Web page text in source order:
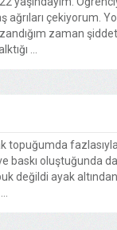
ağrıları çekiyorum.
zaman
...
topuğumda
baskı oluştuğunda
değildi ayak altından